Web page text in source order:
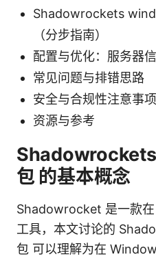
Shadowrockets
（分步指南）
配置与优化：服务器
常见问题与排错思路
安全与合规性注意事项
资源与参考
包 的基本概念
Shadowrocket 是一款
工具，本文讨论的
包 可以理解为在